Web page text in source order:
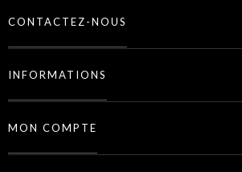
CONTACTEZ-NOUS
INFORMATIONS
MON COMPTE